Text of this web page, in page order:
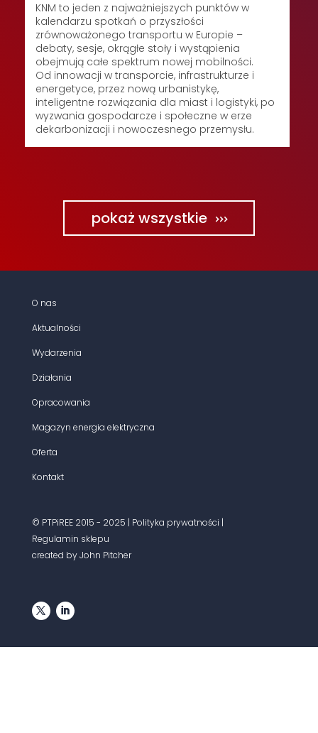
KNM to jeden z najważniejszych punktów w
kalendarzu spotkań o przyszłości
zrównoważonego transportu w Europie –
debaty, sesje, okrągłe stoły i wystąpienia
obejmują całe spektrum nowej mobilności.
Od innowacji w transporcie, infrastrukturze i
energetyce, przez nową urbanistykę,
inteligentne rozwiązania dla miast i logistyki, po
wyzwania gospodarcze i społeczne w erze
dekarbonizacji i nowoczesnego przemysłu.
pokaż wszystkie
O nas
Aktualności
Wydarzenia
Działania
Opracowania
Magazyn energia elektryczna
Oferta
Kontakt
© PTPiREE 2015 - 2025 | Polityka prywatności |
Regulamin sklepu
created by John Pitcher